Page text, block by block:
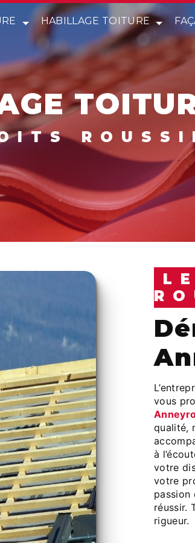
HABILLAGE TOITURE
démoussage toiture à
vous
qualité,
à
votre
votre
passion
réussir.
rigueur.